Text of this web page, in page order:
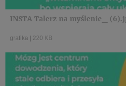
INSTA Talerz na myślenie_
grafika 220 KB